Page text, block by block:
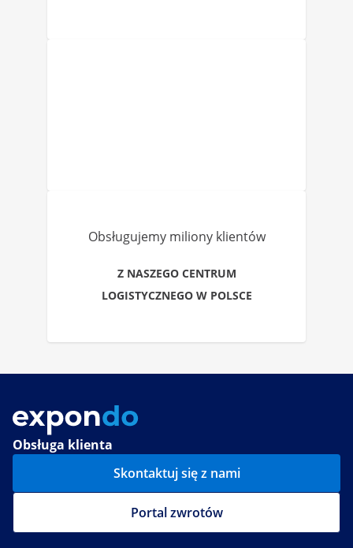
Obsługujemy miliony klientów
Z NASZEGO CENTRUM
LOGISTYCZNEGO W POLSCE
Obsługa klienta
Skontaktuj się z nami
Portal zwrotów